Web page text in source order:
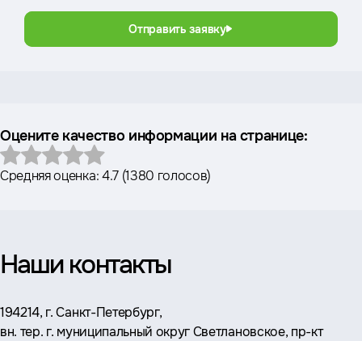
Отправить заявку
Оцените качество информации на странице:
Средняя оценка:4.7(1380 голосов)
Наши контакты
Адрес:
194214, г. Санкт-Петербург,
вн. тер. г. муниципальный округ Светлановское, пр-кт